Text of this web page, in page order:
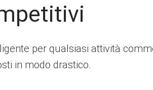
per qualsiasi attività
in modo drastico.